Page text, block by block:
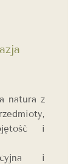
natura z
i
i